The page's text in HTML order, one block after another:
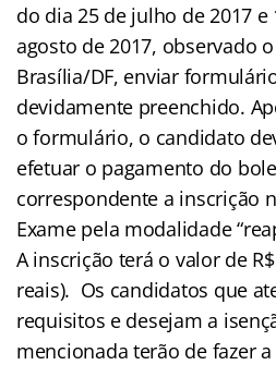
do dia 25 de julho de 2017 e
agosto de 2017, observado
Brasília/DF, enviar
devidamente preenchido.
o formulário, o candidato
efetuar o pagamento do
correspondente a inscrição
Exame pela modalidade
A inscrição terá o valor de
reais). Os candidatos que
requisitos e desejam a
mencionada terão de fazer